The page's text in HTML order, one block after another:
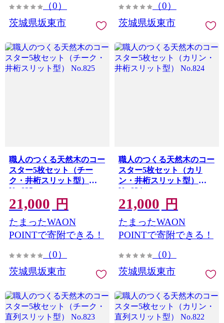
（0）
茨城県坂東市
（0）
茨城県坂東市
職人のつくる天然木のコー
スター5枚セット（チー
ク・井桁スリット型）
No.825
21,000 円
たまったWAON
POINTで寄附できる！
（0）
茨城県坂東市
職人のつくる天然木のコー
スター5枚セット（カリ
ン・井桁スリット型）
No.824
21,000 円
たまったWAON
POINTで寄附できる！
（0）
茨城県坂東市